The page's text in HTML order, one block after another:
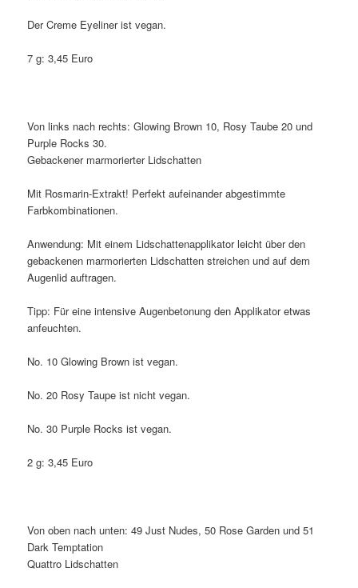
Der Creme Eyeliner ist vegan.
7 g: 3,45 Euro
Von links nach rechts: Glowing Brown 10, Rosy Taube 20 und
Purple Rocks 30.
Gebackener marmorierter Lidschatten
Mit Rosmarin-Extrakt! Perfekt aufeinander abgestimmte
Farbkombinationen.
Anwendung: Mit einem Lidschattenapplikator leicht über den
gebackenen marmorierten Lidschatten streichen und auf dem
Augenlid auftragen.
Tipp: Für eine intensive Augenbetonung den Applikator etwas
anfeuchten.
No. 10 Glowing Brown ist vegan.
No. 20 Rosy Taupe ist nicht vegan.
No. 30 Purple Rocks ist vegan.
2 g: 3,45 Euro
Von oben nach unten: 49 Just Nudes, 50 Rose Garden und 51
Dark Temptation
Quattro Lidschatten